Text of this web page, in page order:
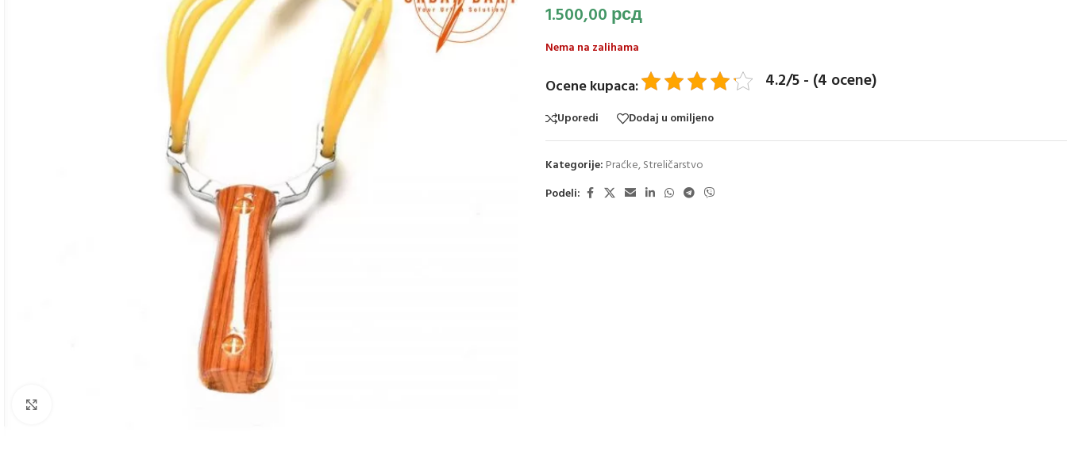
1.500,00 рсд
Nema na zalihama
Ocene kupaca: 4.2/5 - (4 ocene)
Uporedi Dodaj u omiljeno
Kategorije: Praćke,Streličarstvo
Podeli: